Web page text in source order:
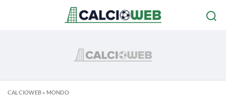
CALCIOWEB» MONDO